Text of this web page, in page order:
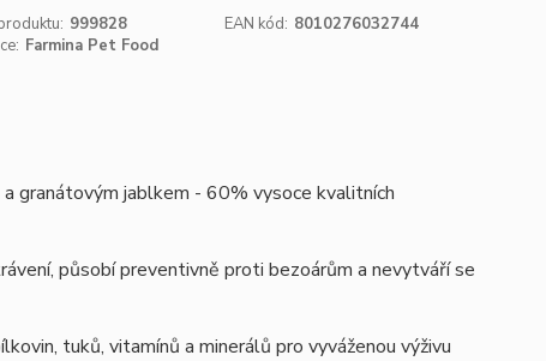
999828 EAN kód: 8010276032744
Farmina Pet Food
granátovým jablkem - 60% vysoce kvalitních
působí preventivně proti bezoárům a nevytváří se
tuků, vitamínů a minerálů pro vyváženou výživu